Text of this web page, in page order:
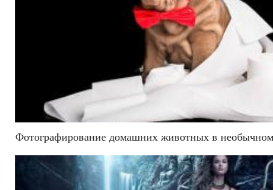
Фотографирование домашних животных в